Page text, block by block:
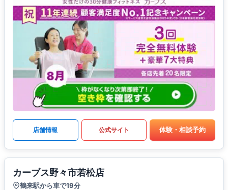
店舗情報 公式サイト 体験・相談予約
カーブス野々市若松店
鶴来駅から車で19分